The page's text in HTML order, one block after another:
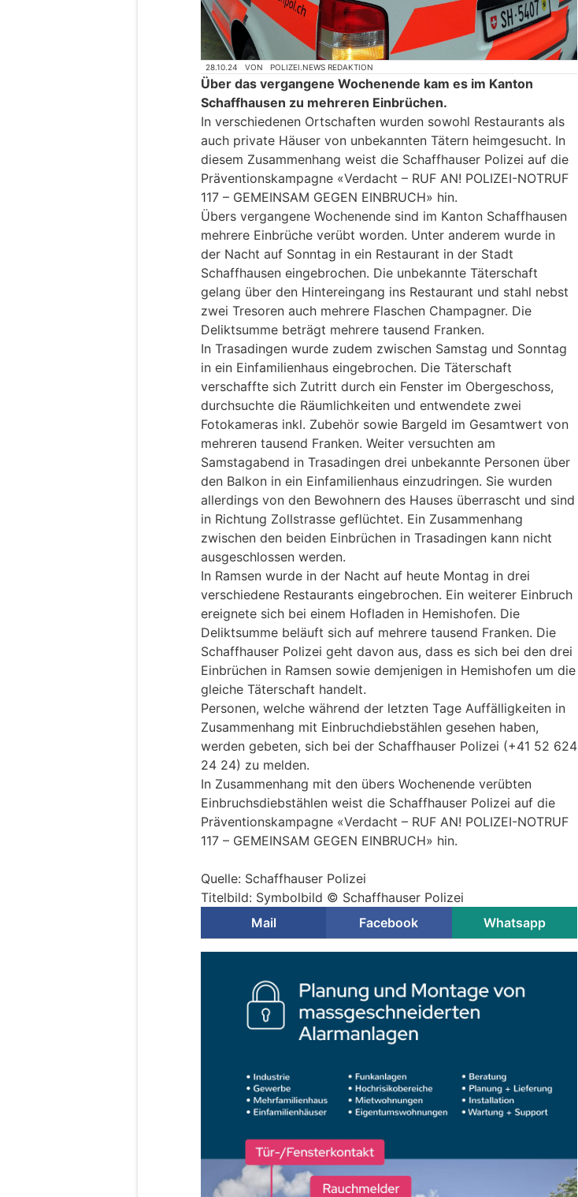
28.10.24 VON POLIZEI.NEWS REDAKTION
Über das vergangene Wochenende kam es im Kanton
Schaffhausen zu mehreren Einbrüchen.
In verschiedenen Ortschaften wurden sowohl Restaurants als
auch private Häuser von unbekannten Tätern heimgesucht. In
diesem Zusammenhang weist die Schaffhauser Polizei auf die
Präventionskampagne «Verdacht – RUF AN! POLIZEI-NOTRUF
117 – GEMEINSAM GEGEN EINBRUCH» hin.
Übers vergangene Wochenende sind im Kanton Schaffhausen
mehrere Einbrüche verübt worden. Unter anderem wurde in
der Nacht auf Sonntag in ein Restaurant in der Stadt
Schaffhausen eingebrochen. Die unbekannte Täterschaft
gelang über den Hintereingang ins Restaurant und stahl nebst
zwei Tresoren auch mehrere Flaschen Champagner. Die
Deliktsumme beträgt mehrere tausend Franken.
In Trasadingen wurde zudem zwischen Samstag und Sonntag
in ein Einfamilienhaus eingebrochen. Die Täterschaft
verschaffte sich Zutritt durch ein Fenster im Obergeschoss,
durchsuchte die Räumlichkeiten und entwendete zwei
Fotokameras inkl. Zubehör sowie Bargeld im Gesamtwert von
mehreren tausend Franken. Weiter versuchten am
Samstagabend in Trasadingen drei unbekannte Personen über
den Balkon in ein Einfamilienhaus einzudringen. Sie wurden
allerdings von den Bewohnern des Hauses überrascht und sind
in Richtung Zollstrasse geflüchtet. Ein Zusammenhang
zwischen den beiden Einbrüchen in Trasadingen kann nicht
ausgeschlossen werden.
In Ramsen wurde in der Nacht auf heute Montag in drei
verschiedene Restaurants eingebrochen. Ein weiterer Einbruch
ereignete sich bei einem Hofladen in Hemishofen. Die
Deliktsumme beläuft sich auf mehrere tausend Franken. Die
Schaffhauser Polizei geht davon aus, dass es sich bei den drei
Einbrüchen in Ramsen sowie demjenigen in Hemishofen um die
gleiche Täterschaft handelt.
Personen, welche während der letzten Tage Auffälligkeiten in
Zusammenhang mit Einbruchdiebstählen gesehen haben,
werden gebeten, sich bei der Schaffhauser Polizei (+41 52 624
24 24) zu melden.
In Zusammenhang mit den übers Wochenende verübten
Einbruchsdiebstählen weist die Schaffhauser Polizei auf die
Präventionskampagne «Verdacht – RUF AN! POLIZEI-NOTRUF
117 – GEMEINSAM GEGEN EINBRUCH» hin.
Quelle: Schaffhauser Polizei
Titelbild: Symbolbild © Schaffhauser Polizei
Mail
Facebook Whatsapp